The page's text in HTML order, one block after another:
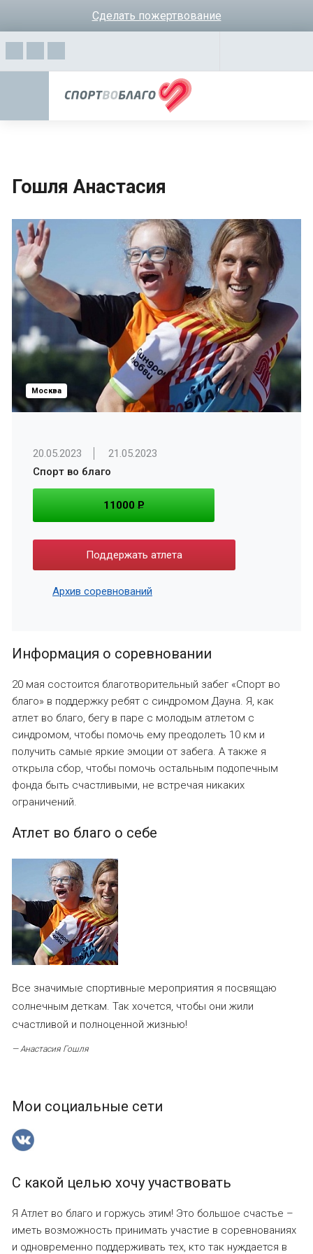
Сделать пожертвование
Гошля Анастасия
Москва
20.05.2023
21.05.2023
Спорт во благо
11000 P
Поддержать атлета
Архив соревнований
Информация о соревновании
20 мая состоится благотворительный забег «Спорт во
благо» в поддержку ребят с синдромом Дауна. Я, как
атлет во благо, бегу в паре с молодым атлетом с
синдромом, чтобы помочь ему преодолеть 10 км и
получить самые яркие эмоции от забега. А также я
открыла сбор, чтобы помочь остальным подопечным
фонда быть счастливыми, не встречая никаких
ограничений.
Атлет во благо о себе
Все значимые спортивные мероприятия я посвящаю
солнечным деткам. Так хочется, чтобы они жили
счастливой и полноценной жизнью!
— Анастасия Гошля
Мои социальные сети
С какой целью хочу участвовать
Я Атлет во благо и горжусь этим! Это большое счастье –
иметь возможность принимать участие в соревнованиях
и одновременно поддерживать тех, кто так нуждается в